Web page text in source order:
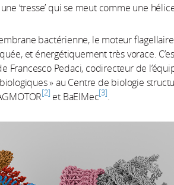
‘tresse’ qui se meut comme une
bactérienne, le moteur
et énergétiquement très vorace.
Francesco Pedaci, codirecteur de
» au Centre de biologie
2 et BaElMec 3 .